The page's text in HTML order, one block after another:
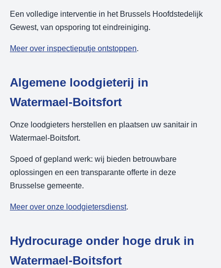
Een volledige interventie in het Brussels Hoofdstedelijk
Gewest, van opsporing tot eindreiniging.
Meer over inspectieputje ontstoppen.
Algemene loodgieterij in
Watermael-Boitsfort
Onze loodgieters herstellen en plaatsen uw sanitair in
Watermael-Boitsfort.
Spoed of gepland werk: wij bieden betrouwbare
oplossingen en een transparante offerte in deze
Brusselse gemeente.
Meer over onze loodgietersdienst.
Hydrocurage onder hoge druk in
Watermael-Boitsfort